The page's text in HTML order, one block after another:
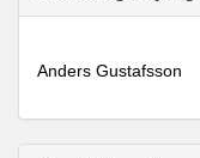
Anders Gustafsson